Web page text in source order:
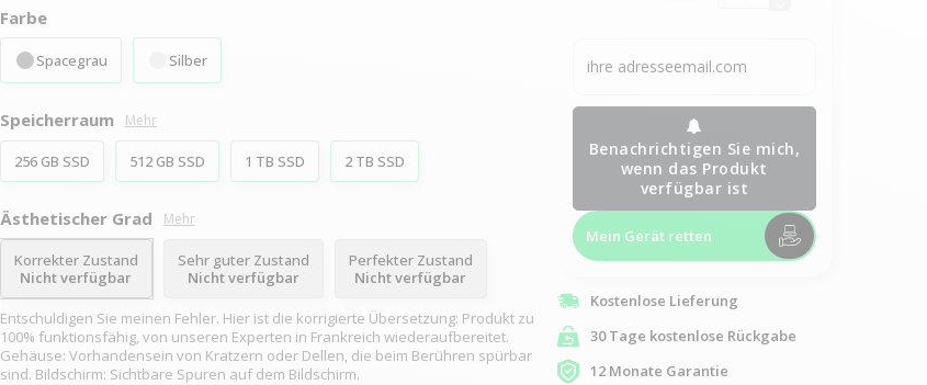
Farbe
Spacegrau Silber
Speicherraum Mehr
256 GB SSD 512 GB SSD 1 TB SSD 2 TB SSD
Ästhetischer Grad Mehr
Korrekter Zustand
Nicht verfügbar
Sehr guter Zustand
Nicht verfügbar
Perfekter Zustand
Nicht verfügbar
Entschuldigen Sie meinen Fehler. Hier ist die korrigierte Übersetzung: Produkt zu
100% funktionsfähig, von unseren Experten in Frankreich wiederaufbereitet.
Gehäuse: Vorhandensein von Kratzern oder Dellen, die beim Berühren spürbar
sind. Bildschirm: Sichtbare Spuren auf dem Bildschirm.
Benachrichtigen Sie mich,
wenn das Produkt
verfügbar ist
Mein Gerät retten
Kostenlose Lieferung
30 Tage kostenlose Rückgabe
12 Monate Garantie